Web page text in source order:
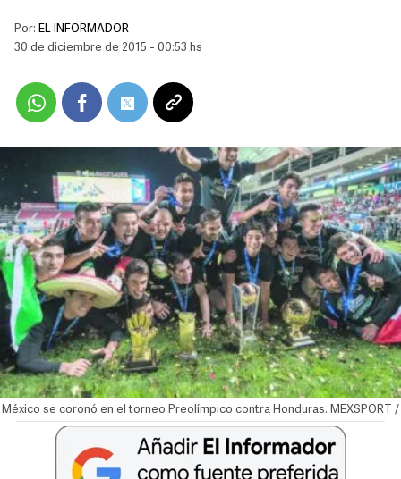
Por: EL INFORMADOR
30 de diciembre de 2015 - 00:53 hs
México se coronó en el torneo Preolímpico contra Honduras. MEXSPORT /